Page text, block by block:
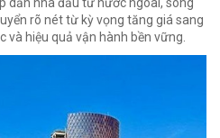
dẫn nhà đầu tư nước ngoài, song
rõ nét từ kỳ vọng tăng giá sang
và hiệu quả vận hành bền vững.